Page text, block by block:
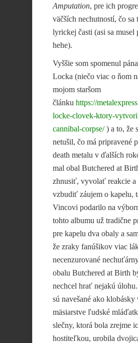
Amputation, pre ich
väčších nechutností, čo sa
lyrickej časti (asi sa
hehe).
Vyššie som spomenul
Locka (niečo viac o ňom
mojom staršom
článku https://
locke-clovek-ktory-
cannibal-corpse/) a to, že
netušil, čo má pripravené
death metalu v ďalších
mal obal Butchered at
zhnusiť, vyvolať reakcie a
vzbudiť záujem o kapelu,
Vincovi podarilo na
tohto albumu už tradične
pre kapelu dva obaly a
že zraky fanúšikov viac
necenzurované
obalu Butchered at Birth
nechcel hrať nejakú
sú navešané ako klobásky
mäsiarstve ľudské
slečny, ktorá bola zrejme
hostiteľkou, urobila